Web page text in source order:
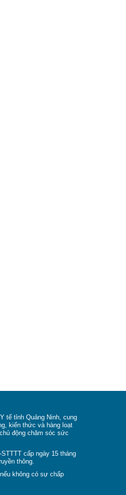
tế tỉnh Quảng Ninh, cung
kiến thức và hàng loạt
động chăm sóc sức
cấp ngày 15 tháng
thông.
không có sự chấp